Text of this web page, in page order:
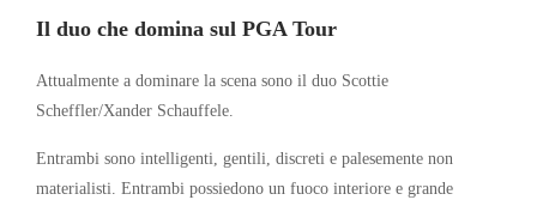
Il duo che domina sul PGA Tour
Attualmente a dominare la scena sono il duo Scottie
Scheffler/Xander Schauffele.
Entrambi sono intelligenti, gentili, discreti e palesemente non
materialisti. Entrambi possiedono un fuoco interiore e grande